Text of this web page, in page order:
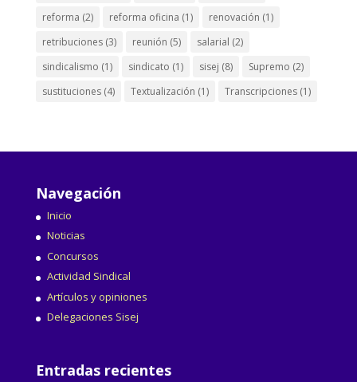
reforma (2) reforma oficina (1) renovación (1)
retribuciones(3) reunión (5) salarial (2)
sindicalismo (1) sindicato (1) sisej (8) Supremo (2)
sustituciones(4) Textualización (1) Transcripciones(1)
Navegación
Inicio
Noticias
Concursos
Actividad Sindical
Artículos y opiniones
Delegaciones Sisej
Entradas recientes